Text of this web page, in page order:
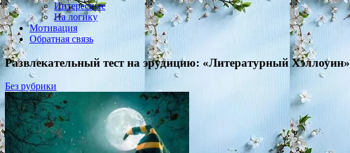
Интересные
На логику
Мотивация
Обратная связь
Развлекательный тест на эрудицию: «Литературный Хэллоуин»
Без рубрики